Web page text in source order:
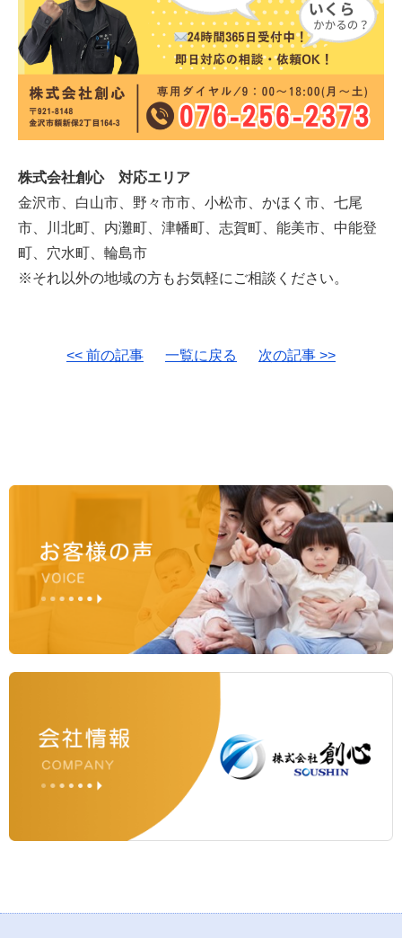
株式会社創心 対応エリア
金沢市、白山市、野々市市、小松市、かほく市、七尾
市、川北町、内灘町、津幡町、志賀町、能美市、中能登
町、穴水町、輪島市
※それ以外の地域の方もお気軽にご相談ください。
<< 前の記事 一覧に戻る 次の記事 >>